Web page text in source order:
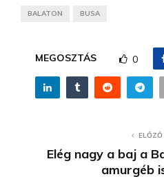
BALATON BUSA
MEGOSZTÁS 0
Elég nagy a baj a
amurgéb